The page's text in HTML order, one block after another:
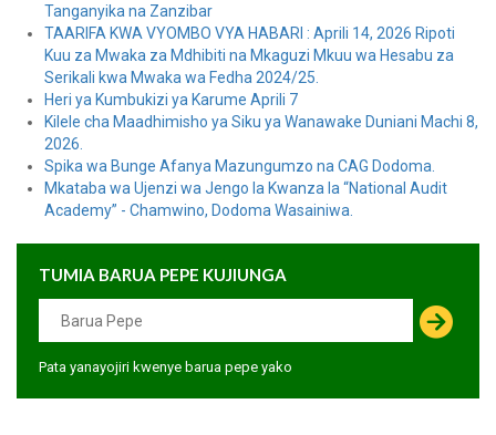
Tanganyika na Zanzibar
TAARIFA KWA VYOMBO VYA HABARI : Aprili 14, 2026 Ripoti
Kuu za Mwaka za Mdhibiti na Mkaguzi Mkuu wa Hesabu za
Serikali kwa Mwaka wa Fedha 2024/25.
Heri ya Kumbukizi ya Karume Aprili 7
Kilele cha Maadhimisho ya Siku ya Wanawake Duniani Machi 8,
2026.
Spika wa Bunge Afanya Mazungumzo na CAG Dodoma.
Mkataba wa Ujenzi wa Jengo la Kwanza la “National Audit
Academy” - Chamwino, Dodoma Wasainiwa.
TUMIA BARUA PEPE KUJIUNGA
Pata yanayojiri kwenye barua pepe yako